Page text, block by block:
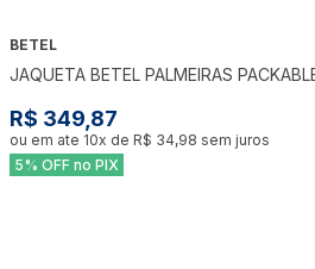
BETEL
JAQUETA BETEL PALMEIRAS
R$ 349,87
ou em ate 10x de R$ 34,98 sem juros
5% OFF no PIX